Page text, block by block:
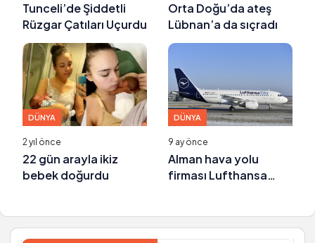
Tunceli’de Şiddetli
Rüzgar Çatıları Uçurdu
Orta Doğu’da ateş
Lübnan’a da sıçradı
DÜNYA
2 yıl önce
22 gün arayla ikiz
bebek doğurdu
DÜNYA
9 ay önce
Alman hava yolu
firması Lufthansa